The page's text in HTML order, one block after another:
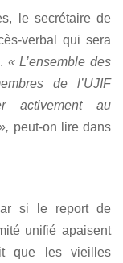
le secrétaire de
verbal qui sera
« L’ensemble des
de l’UJIF
activement au
peut-on lire dans
si le report de
unifié apaisent
que les vieilles